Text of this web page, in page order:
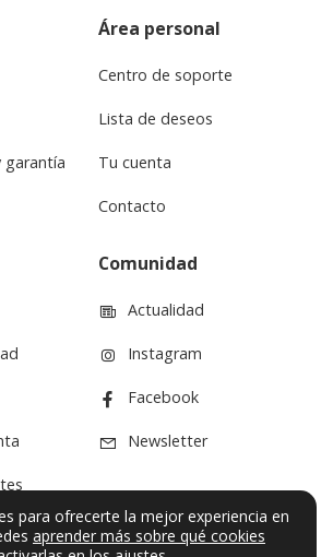
garantía
Área personal
Centro de soporte
Lista de deseos
Tu cuenta
Contacto
Comunidad
Actualidad
Instagram
Facebook
Newsletter
para ofrecerte la mejor experiencia en
aprender más sobre qué cookies